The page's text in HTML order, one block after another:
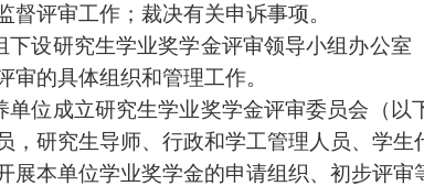
督评审工作；裁决有关申诉事项。
下设研究生学业奖学金评审领导小组办公室
审的具体组织和管理工作。
单位成立研究生学业奖学金评审委员会（以
，研究生导师、行政和学工管理人员、学
展本单位学业奖学金的申请组织、初步评审